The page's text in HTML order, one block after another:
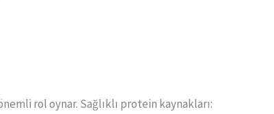
rol oynar. Sağlıklı protein kaynakları: